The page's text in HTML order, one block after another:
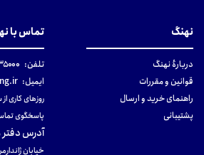
نهنگ
دربارهٔ نهنگ
قوانین و مقررات
راهنمای خرید و ارسال
پشتیبانی
تماس با
تلفن:
ایمیل:
روزهای کاری از ساعت ۹
پاسخگوی
آدرس دفتر
خیابان